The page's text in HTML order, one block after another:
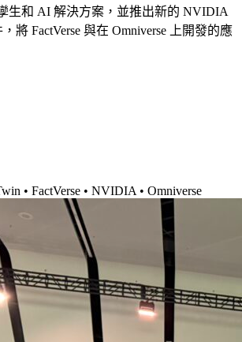
生和 AI 解決方案，並推出新的 NVIDIA
將 FactVerse 與在 Omniverse 上開發的應
• FactVerse • NVIDIA • Omniverse